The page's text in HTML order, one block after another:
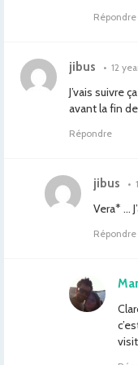
Répondre
jibus • 12
J’vais suivre
avant la fin
Répondre
jibus •
Vera* …
Répondre